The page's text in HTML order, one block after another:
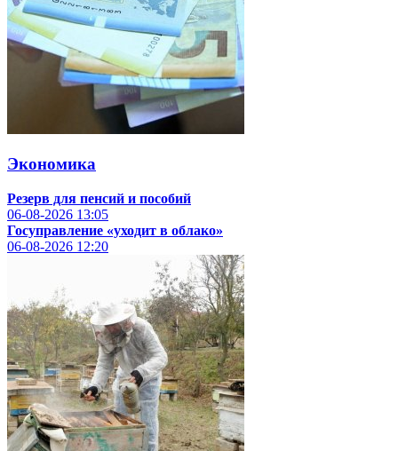
Экономика
Резерв для пенсий и пособий
06-08-2026 13:05
Госуправление «уходит в облако»
06-08-2026 12:20